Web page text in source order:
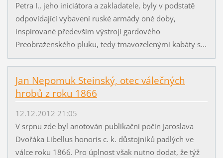
Petra I., jeho iniciátora a zakladatele, byly v podstatě
odpovídající vybavení ruské armády oné doby,
inspirované především výstrojí gardového
Preobraženského pluku, tedy tmavozelenými kabáty s...
Jan Nepomuk Steinský, otec válečných
hrobů z roku 1866
12.12.2012 21:05
V srpnu zde byl anotován publikační počin Jaroslava
Dvořáka Libellus honoris c. k. důstojníků padlých ve
válce roku 1866. Pro úplnost však nutno dodat, že týž